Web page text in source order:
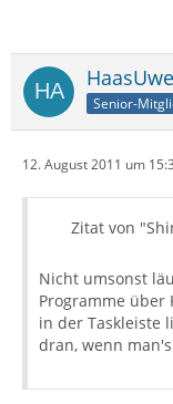
HaasUwe
Senior-
12. August 2011 um
Zitat von
Nicht umsonst
Programme über
in der Taskleiste
dran, wenn